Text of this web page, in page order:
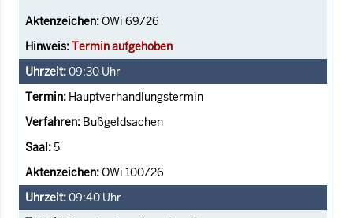
OWi 69/26
Termin aufgehoben
09:30 Uhr
Hauptverhandlungstermin
Bußgeldsachen
5
OWi 100/26
09:40 Uhr